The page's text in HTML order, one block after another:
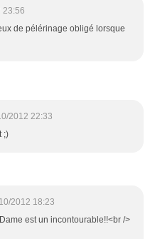
23:56
de pélérinage obligé lorsque
2012 22:33
;)
2012 18:23
est un incontourable!!<br />